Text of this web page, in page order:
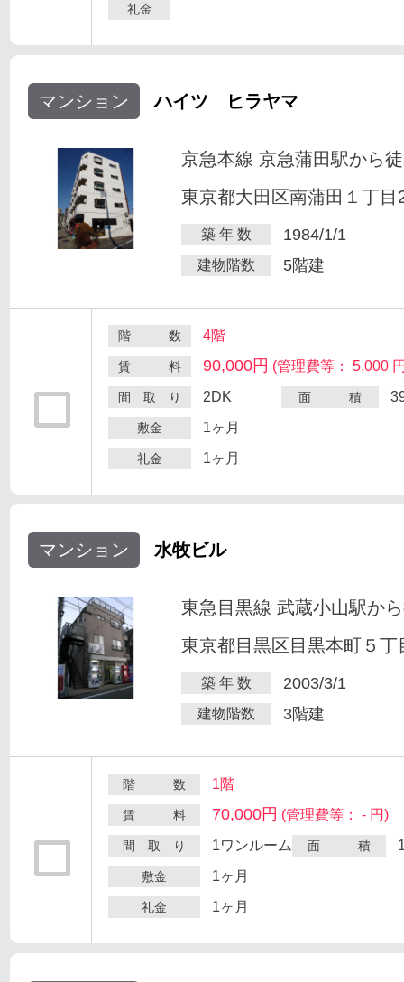
礼金
マンション ハイツ ヒラヤマ
京急本線 京急蒲田駅から
東京都大田区南蒲田１丁目
築 年 数 1984/1/1
建物階数 5階建
階 数 4階
賃 料 90,000円 (管理費等： 5,000
間 取 り 2DK 面 積
敷金 1ヶ月
礼金 1ヶ月
マンション 水牧ビル
東急目黒線 武蔵小山駅か
東京都目黒区目黒本町５丁
築 年 数 2003/3/1
建物階数 3階建
階 数 1階
賃 料 70,000円 (管理費等： - 円)
間 取 り 1ワンルーム 面 積
敷金 1ヶ月
礼金 1ヶ月